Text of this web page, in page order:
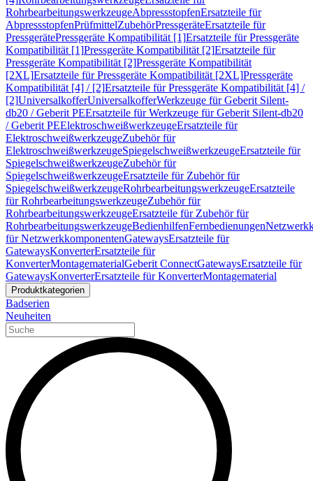
RohrbearbeitungswerkzeugeAbpressstopfenErsatzteile für
AbpressstopfenPrüfmittelZubehörPressgeräteErsatzteile für
PressgerätePressgeräte Kompatibilität [1]Ersatzteile für Pressgeräte
Kompatibilität [1]Pressgeräte Kompatibilität [2]Ersatzteile für
Pressgeräte Kompatibilität [2]Pressgeräte Kompatibilität
[2XL]Ersatzteile für Pressgeräte Kompatibilität [2XL]Pressgeräte
Kompatibilität [4] / [2]Ersatzteile für Pressgeräte Kompatibilität [4] /
[2]UniversalkofferUniversalkofferWerkzeuge für Geberit Silent-
db20 / Geberit PEErsatzteile für Werkzeuge für Geberit Silent-db20
/ Geberit PEElektroschweißwerkzeugeErsatzteile für
ElektroschweißwerkzeugeZubehör für
ElektroschweißwerkzeugeSpiegelschweißwerkzeugeErsatzteile für
SpiegelschweißwerkzeugeZubehör für
SpiegelschweißwerkzeugeErsatzteile für Zubehör für
SpiegelschweißwerkzeugeRohrbearbeitungswerkzeugeErsatzteile
für RohrbearbeitungswerkzeugeZubehör für
RohrbearbeitungswerkzeugeErsatzteile für Zubehör für
RohrbearbeitungswerkzeugeBedienhilfenFernbedienungen
für NetzwerkkomponentenGatewaysErsatzteile für
GatewaysKonverterErsatzteile für
KonverterMontagematerialGeberit ConnectGatewaysErsatzteile für
GatewaysKonverterErsatzteile für KonverterMontagematerial
Produktkategorien
Badserien
Neuheiten